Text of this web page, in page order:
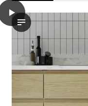
play
O vídeo apresenta
VOXTORP Porta, efeito